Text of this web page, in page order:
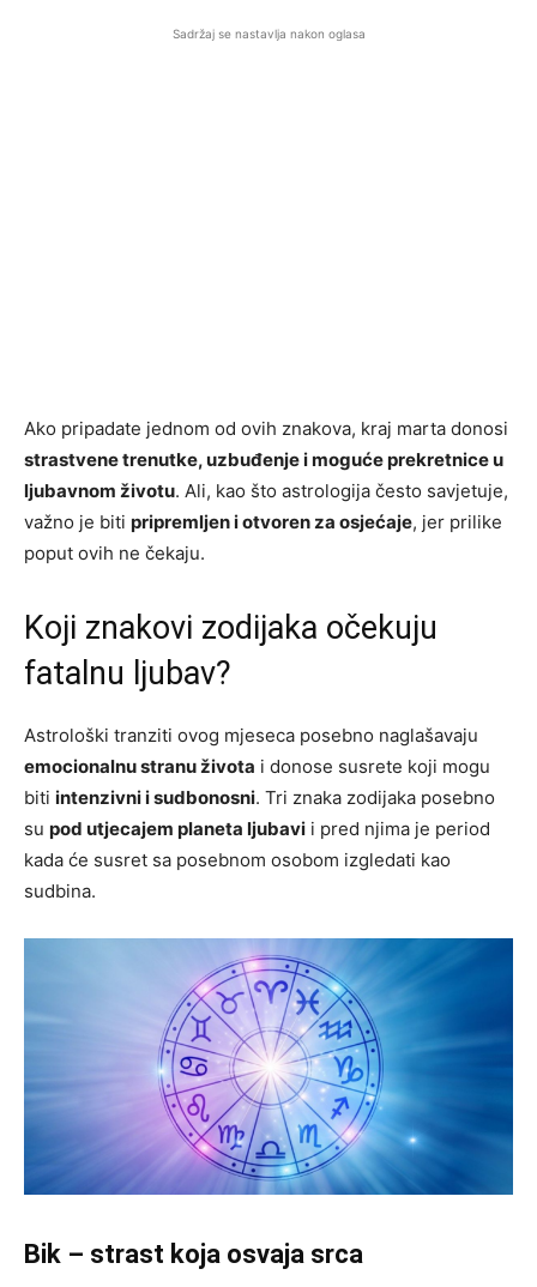
Sadržaj se nastavlja nakon oglasa
Ako pripadate jednom od ovih znakova, kraj marta donosi
strastvene trenutke, uzbuđenje i moguće prekretnice u
ljubavnom životu. Ali, kao što astrologija često savjetuje,
važno je biti pripremljen i otvoren za osjećaje, jer prilike
poput ovih ne čekaju.
Koji znakovi zodijaka očekuju
fatalnu ljubav?
Astrološki tranziti ovog mjeseca posebno naglašavaju
emocionalnu stranu života i donose susrete koji mogu
biti intenzivni i sudbonosni. Tri znaka zodijaka posebno
su pod utjecajem planeta ljubavi i pred njima je period
kada će susret sa posebnom osobom izgledati kao
sudbina.
Bik – strast koja osvaja srca